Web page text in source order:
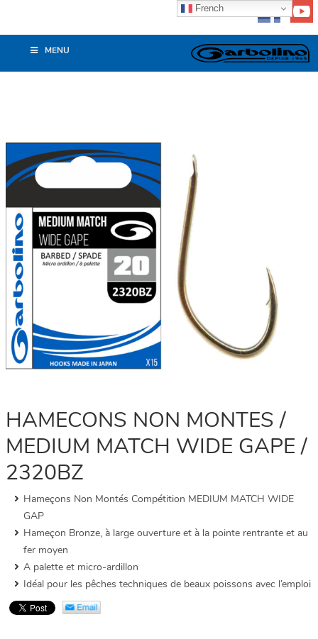
MENU
HAMECONS NON MONTES /
MEDIUM MATCH WIDE GAPE /
2320BZ
Hameçons Non Montés Compétition MEDIUM MATCH WIDE
GAP
Hameçon Bronze, à large ouverture et à la pointe rentrante et au
fer moyen
A palette et micro-ardillon
Idéal pour les pêches techniques de beaux poissons avec l’emploi
French